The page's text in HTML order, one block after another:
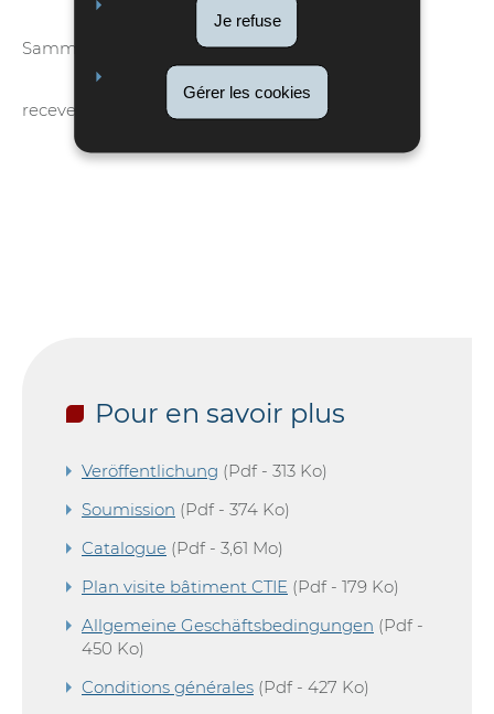
Je refuse
Gérer les cookies
Sammy LOEB
receveur
Pour en savoir plus
Veröffentlichung (Pdf - 313 Ko)
Soumission (Pdf - 374 Ko)
Catalogue (Pdf - 3,61 Mo)
Plan visite bâtiment CTIE (Pdf - 179 Ko)
Allgemeine Geschäftsbedingungen (Pdf -
450 Ko)
Conditions générales (Pdf - 427 Ko)